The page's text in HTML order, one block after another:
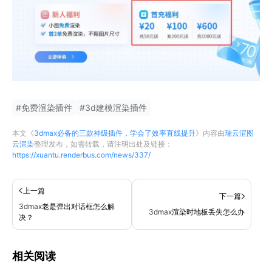
#免费渲染插件 #3d建模渲染插件
本文《3dmax必备的三款神级插件，学会了效率直线提升》内容由瑞云渲图
云渲染整理发布，如需转载，请注明出处及链接：
https://xuantu.renderbus.com/news/337/
上一篇
3dmax老是弹出对话框怎么解
决？
下一篇
3dmax渲染时地板丢失怎么办
相关阅读